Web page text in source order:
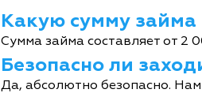
Какую сумму займа
Сумма займа составляет от 2
Безопасно ли
Да, абсолютно безопасно.